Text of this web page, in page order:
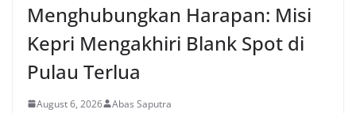
Menghubungkan Harapan: Misi
Kepri Mengakhiri Blank Spot di
Pulau Terlua
August 6, 2026 Abas Saputra